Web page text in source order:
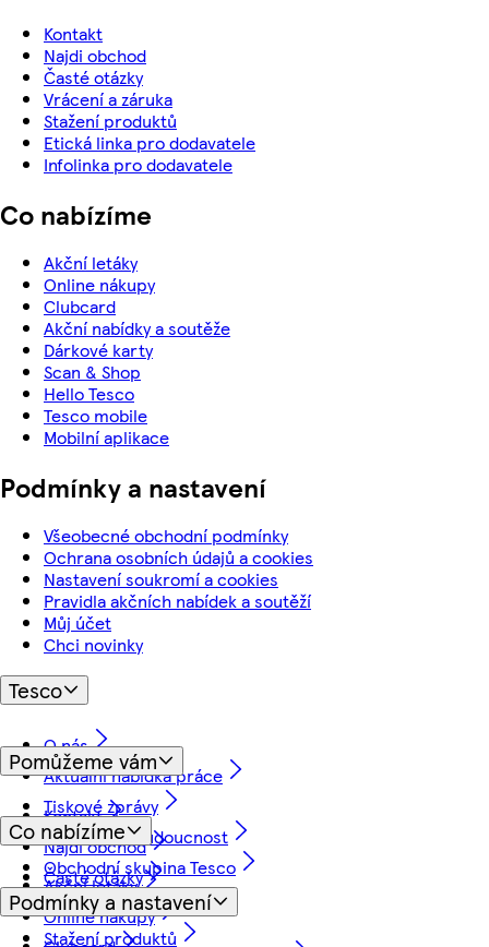
Kontakt
Najdi obchod
Časté otázky
Vrácení a záruka
Stažení produktů
Etická linka pro dodavatele
Infolinka pro dodavatele
Co nabízíme
Akční letáky
Online nákupy
Clubcard
Akční nabídky a soutěže
Dárkové karty
Scan & Shop
Hello Tesco
Tesco mobile
Mobilní aplikace
Podmínky a nastavení
Všeobecné obchodní podmínky
Ochrana osobních údajů a cookies
Nastavení soukromí a cookies
Pravidla akčních nabídek a soutěží
Můj účet
Chci novinky
Tesco
O nás
Aktuální nabídka práce
Tiskové zprávy
Myslíme na budoucnost
Obchodní skupina Tesco
Pomůžeme vám
Kontakt
Najdi obchod
Časté otázky
Vrácení a záruka
Stažení produktů
Co nabízíme
Akční letáky
Online nákupy
Podmínky a nastavení